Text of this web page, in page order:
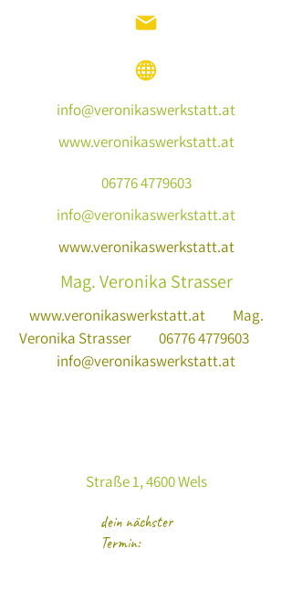
info@veronikaswerkstatt.at
www.veronikaswerkstatt.at
06776 4779603
info@veronikaswerkstatt.at
www.veronikaswerkstatt.at
Mag. Veronika Strasser
www.veronikaswerkstatt.atMag.
Veronika Strasser 06776 4779603
info@veronikaswerkstatt.at
Straße 1, 4600 Wels
dein nächster
Termin: